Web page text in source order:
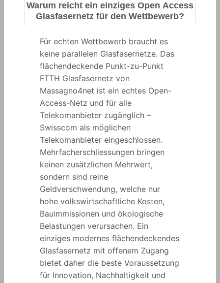
Warum reicht ein einziges Open Access
Glasfasernetz für den Wettbewerb?
Für echten Wettbewerb braucht es
keine parallelen Glasfasernetze. Das
flächendeckende Punkt-zu-Punkt
FTTH Glasfasernetz von
Massagno4net ist ein echtes Open-
Access-Netz und für alle
Telekomanbieter zugänglich –
Swisscom als möglichen
Telekomanbieter eingeschlossen.
Mehrfacherschliessungen bringen
keinen zusätzlichen Mehrwert,
sondern sind reine
Geldverschwendung, welche nur
hohe volkswirtschaftliche Kosten,
Bauimmissionen und ökologische
Belastungen verursachen. Ein
einziges modernes flächendeckendes
Glasfasernetz mit offenem Zugang
bietet daher die beste Voraussetzung
für Innovation, Nachhaltigkeit und